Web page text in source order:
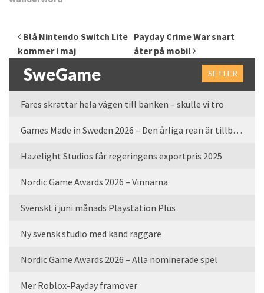
Inläggsnavigering
Blå Nintendo Switch Lite
kommer i maj
Payday Crime War snart
åter på mobil
SweGame SE FLER
Fares skrattar hela vägen till banken – skulle vi tro
Games Made in Sweden 2026 – Den årliga rean är tillbaka
Hazelight Studios får regeringens exportpris 2025
Nordic Game Awards 2026 – Vinnarna
Svenskt i juni månads Playstation Plus
Ny svensk studio med känd raggare
Nordic Game Awards 2026 – Alla nominerade spel
Mer Roblox-Payday framöver